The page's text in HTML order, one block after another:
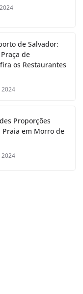
de Salvador:
de
os Restaurantes
2024
Proporções
Praia em Morro de
2024